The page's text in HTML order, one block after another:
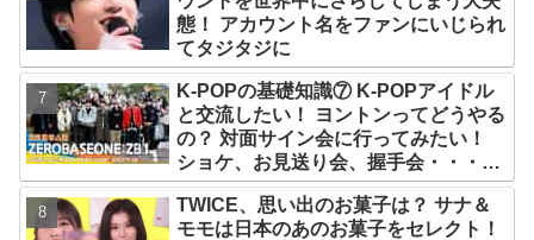
態！ アカウント名をファンにいじられ
てタジタジに
K-POPの基礎知識⑦ K-POPアイドル
と交流したい！ ヨントンってどうやる
の？ 対面サイン会に行ってみたい！
ショケ、お見送り会、握手会・・・リ
リースイベントあれこれを紹介
TWICE、思い出のお菓子は？ サナ＆
モモは日本のあのお菓子をセレクト！